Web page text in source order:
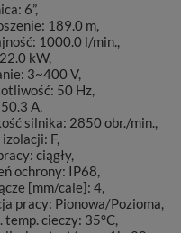
6”,
189.0 m,
1000.0 l/min.,
kW,
3~400 V,
50 Hz,
A,
silnika: 2850 obr./min.,
F,
ciągły,
ochrony: IP68,
[mm/cale]: 4,
pracy: Pionowa/Pozioma,
temp. cieczy: 35°C,